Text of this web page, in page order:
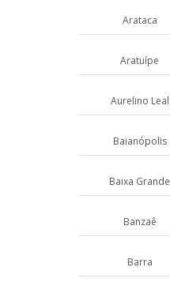
Arataca
Aratuípe
Aurelino Leal
Baianópolis
Baixa Grande
Banzaê
Barra